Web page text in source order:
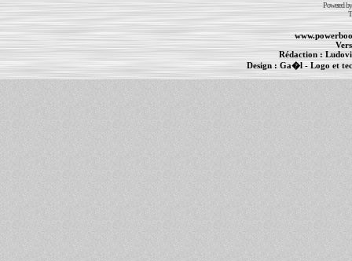
Powered
Rédaction :
Design : Ga�l - Logo et
MacBook Pro